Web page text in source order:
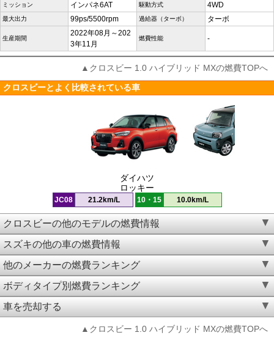
ミッション インパネ6AT 駆動方式 4WD
最大出力 99ps/5500rpm 過給器（ターボ） ターボ
生産期間
2022年08月～202
3年11月
燃費性能 -
▲クロスビー 1.0 ハイブリッド MXの燃費TOPへ
クロスビーとよく比較されている車
ダイハツ
ロッキー
JC08 21.2km/L 10・15 10.0km/L
クロスビーの他のモデルの燃費情報
スズキの他の車の燃費情報
他のメーカーの燃費ランキング
ボディタイプ別燃費ランキング
車を売却する
▲クロスビー 1.0 ハイブリッド MXの燃費TOPへ